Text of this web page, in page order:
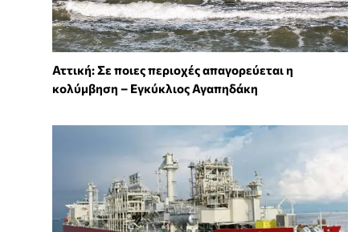
Αττική: Σε ποιες περιοχές απαγορεύεται η
κολύμβηση – Εγκύκλιος Αγαπηδάκη